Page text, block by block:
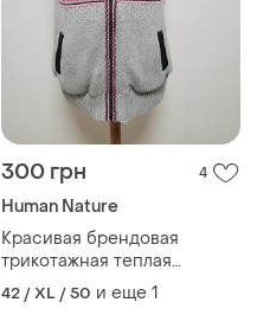
300 грн 4
Human Nature
Красивая брендовая
трикотажная теплая
безрукавка
42 / XL / 50 и еще 1